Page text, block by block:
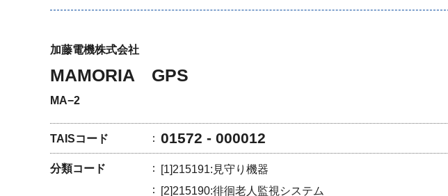
加藤電機株式会社
MAMORIA GPS
MA−2
TAISコード 01572 - 000012
分類コード [1]215191:見守り機器
[2]215190:徘徊老人監視システム